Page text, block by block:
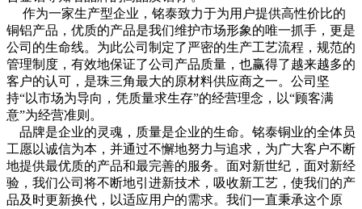
作为一家生产型企业，铭泰致力于为用户提供高性价比的
铜铝产品，优质的产品是我们维护市场形象的唯一抓手，更是
公司的生命线。为此公司制定了严密的生产工艺流程，规范的
管理制度，有效地保证了公司产品质量，也赢得了越来越多的
客户的认可，是珠三角最大的原材料供应商之一。公司坚
持“以市场为导向，凭质量求生存”的经营理念，以“顾客满
意”为经营准则。
品牌是企业的灵魂，质量是企业的生命。铭泰铜业的全体员
工愿以诚信为本，并通过不懈地努力与追求，为广大客户不断
地提供最优质的产品和最完善的服务。面对新世纪，面对新经
验，我们公司将不断地引进新技术，吸收新工艺，使我们的产
品及时更新换代，以适应用户的需求。我们一直秉承这个原